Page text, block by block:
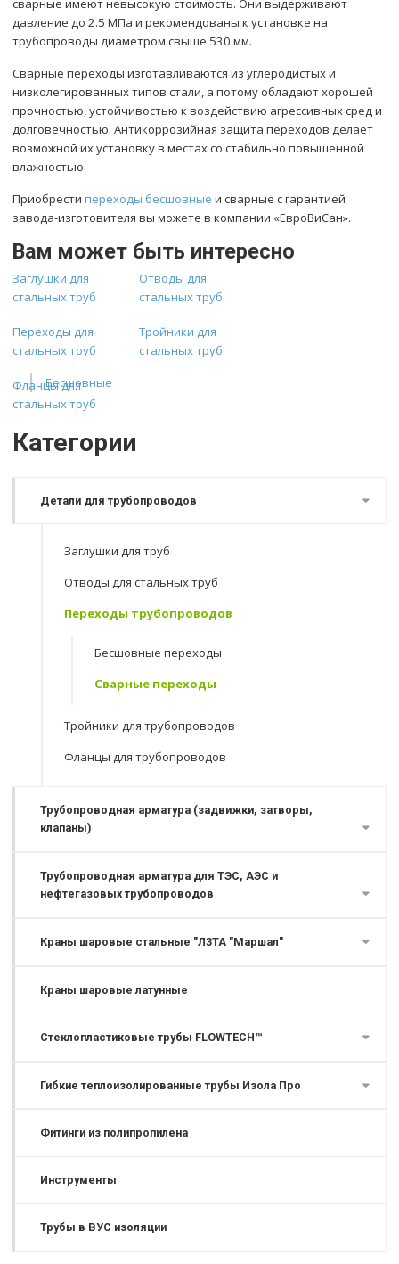
давление до 2.5 МПа и рекомендованы к установке на
трубопроводы диаметром свыше 530 мм.
Сварные переходы изготавливаются из углеродистых и
низколегированных типов стали, а потому обладают хорошей
прочностью, устойчивостью к воздействию агрессивных сред и
долговечностью. Антикоррозийная защита переходов делает
возможной их установку в местах со стабильно повышенной
влажностью.
Приобрестипереходы бесшовные и сварные с гарантией
завода-изготовителя вы можете в компании «ЕвроВиСан».
Вам может быть интересно
Заглушки для
стальных труб
Отводы для
стальных труб
Переходы для
стальных труб
Бесшовные
Тройники для
стальных труб
Фланцы для
стальных труб
Категории
Детали для трубопроводов
Заглушки для труб
Отводы для стальных труб
Переходы трубопроводов
Бесшовные переходы
Сварные переходы
Тройники для трубопроводов
Фланцы для трубопроводов
Трубопроводная арматура (задвижки, затворы,
клапаны)
Трубопроводная арматура для ТЭС, АЭС и
нефтегазовых трубопроводов
Краны шаровые стальные "ЛЗТА "Маршал"
Краны шаровые латунные
Стеклопластиковые трубы FLOWTECH™
Гибкие теплоизолированные трубы Изола Про
Фитинги из полипропилена
Инструменты
Трубы в ВУС изоляции